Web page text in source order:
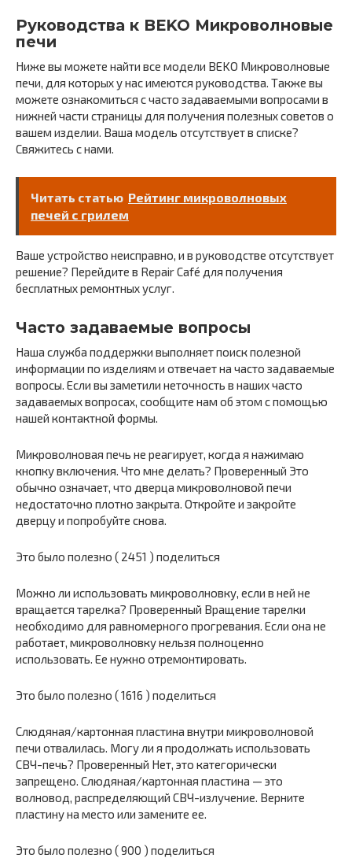
Руководства к BEKO Микроволновые
печи
Ниже вы можете найти все модели BEKO Микроволновые
печи, для которых у нас имеются руководства. Также вы
можете ознакомиться с часто задаваемыми вопросами в
нижней части страницы для получения полезных советов о
вашем изделии. Ваша модель отсутствует в списке?
Свяжитесь с нами.
Читать статью Рейтинг микроволновых
печей с грилем
Ваше устройство неисправно, и в руководстве отсутствует
решение? Перейдите в Repair Café для получения
бесплатных ремонтных услуг.
Часто задаваемые вопросы
Наша служба поддержки выполняет поиск полезной
информации по изделиям и отвечает на часто задаваемые
вопросы. Если вы заметили неточность в наших часто
задаваемых вопросах, сообщите нам об этом с помощью
нашей контактной формы.
Микроволновая печь не реагирует, когда я нажимаю
кнопку включения. Что мне делать? Проверенный Это
обычно означает, что дверца микроволновой печи
недостаточно плотно закрыта. Откройте и закройте
дверцу и попробуйте снова.
Это было полезно ( 2451 ) поделиться
Можно ли использовать микроволновку, если в ней не
вращается тарелка? Проверенный Вращение тарелки
необходимо для равномерного прогревания. Если она не
работает, микроволновку нельзя полноценно
использовать. Ее нужно отремонтировать.
Это было полезно ( 1616 ) поделиться
Слюдяная/картонная пластина внутри микроволновой
печи отвалилась. Могу ли я продолжать использовать
СВЧ-печь? Проверенный Нет, это категорически
запрещено. Слюдяная/картонная пластина — это
волновод, распределяющий СВЧ-излучение. Верните
пластину на место или замените ее.
Это было полезно ( 900 ) поделиться